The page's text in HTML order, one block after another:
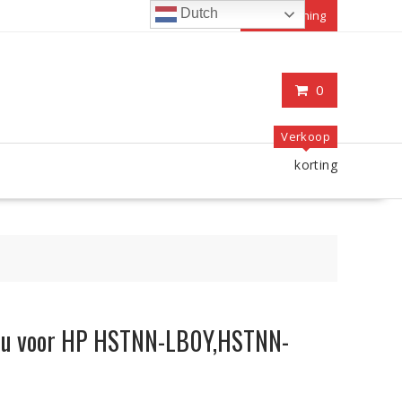
Mijn rekening
0
Verkoop
korting
HP HSTNN-LB0Y,HSTNN-
Dutch